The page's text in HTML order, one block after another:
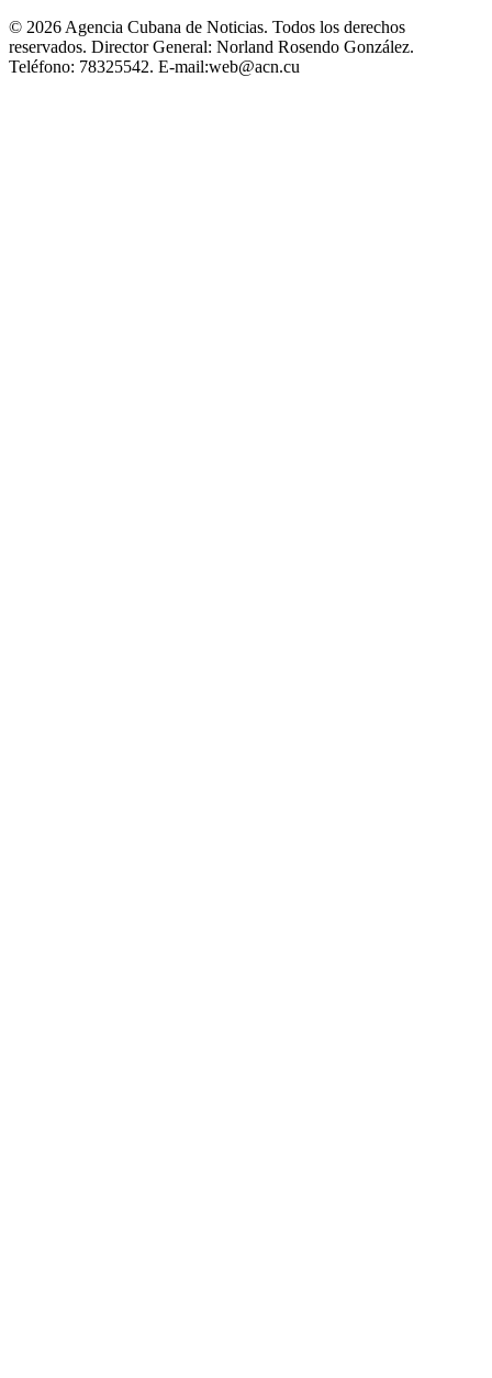
© 2026 Agencia Cubana de Noticias. Todos los derechos
reservados. Director General: Norland Rosendo González.
Teléfono: 78325542. E-mail:web@acn.cu